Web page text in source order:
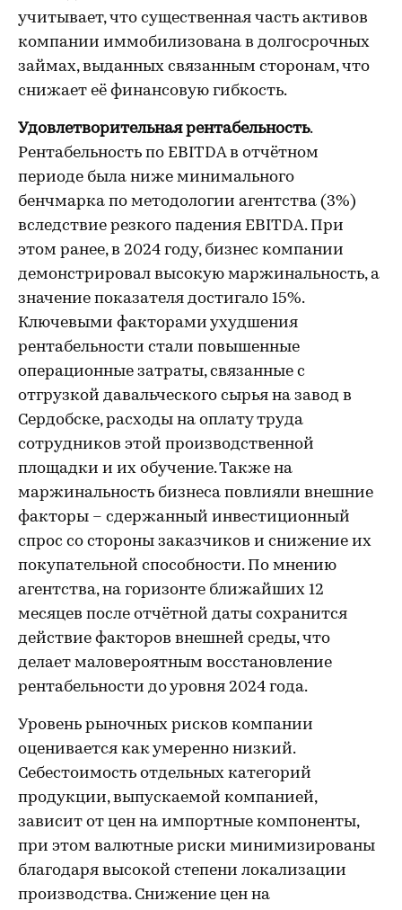
учитывает, что существенная часть активов
компании иммобилизована в долгосрочных
займах, выданных связанным сторонам, что
снижает её финансовую гибкость.
Удовлетворительная рентабельность.
Рентабельность по EBITDA в отчётном
периоде была ниже минимального
бенчмарка по методологии агентства (3%)
вследствие резкого падения EBITDA. При
этом ранее, в 2024 году, бизнес компании
демонстрировал высокую маржинальность, а
значение показателя достигало 15%.
Ключевыми факторами ухудшения
рентабельности стали повышенные
операционные затраты, связанные с
отгрузкой давальческого сырья на завод в
Сердобске, расходы на оплату труда
сотрудников этой производственной
площадки и их обучение. Также на
маржинальность бизнеса повлияли внешние
факторы – сдержанный инвестиционный
спрос со стороны заказчиков и снижение их
покупательной способности. По мнению
агентства, на горизонте ближайших 12
месяцев после отчётной даты сохранится
действие факторов внешней среды, что
делает маловероятным восстановление
рентабельности до уровня 2024 года.
Уровень рыночных рисков компании
оценивается как умеренно низкий.
Себестоимость отдельных категорий
продукции, выпускаемой компанией,
зависит от цен на импортные компоненты,
при этом валютные риски минимизированы
благодаря высокой степени локализации
производства. Снижение цен на